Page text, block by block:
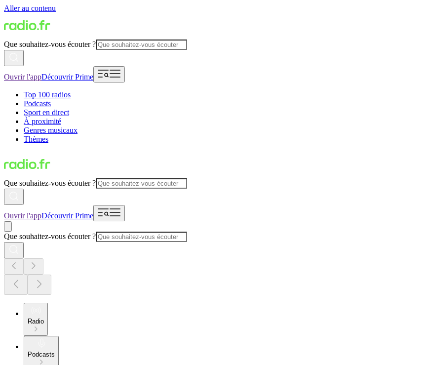
Aller au contenu
Que souhaitez-vous écouter ?
Ouvrir l'appDécouvrir Prime
Top 100 radios
Podcasts
Sport en direct
À proximité
Genres musicaux
Thèmes
Que souhaitez-vous écouter ?
Ouvrir l'appDécouvrir Prime
Que souhaitez-vous écouter ?
Radio
Podcasts